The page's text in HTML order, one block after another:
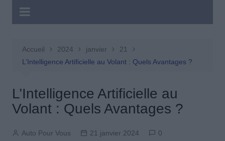
Accueil 2024 janvier
21
L’Intelligence Artificielle au Volant : Quels Avantages ?
L’Intelligence Artificielle au
Volant : Quels Avantages ?
Auto Pour Vous 21 janvier 2024
0